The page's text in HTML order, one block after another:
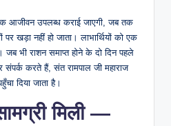
आजीवन उपलब्ध कराई जाएगी, जब तक
खड़ा नहीं हो जाता। लाभार्थियों को एक
जब भी राशन समाप्त होने के दो दिन पहले
संपर्क करते हैं, संत रामपाल जी महाराज
दिया जाता है।
मिली —